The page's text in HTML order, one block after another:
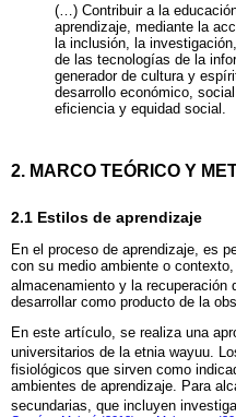
(…) Contribuir a la
aprendizaje, mediante la
la inclusión, la
de las tecnologías de la
generador de cultura y
desarrollo económico,
eficiencia y equidad social.
2. MARCO TEÓRICO Y
2.1 Estilos de aprendizaje
En el proceso de aprendizaje, es
con su medio ambiente o
almacenamiento y la
desarrollar como producto de la
En este artículo, se realiza una
universitarios de la etnia wayuu.
fisiológicos que sirven como
ambientes de aprendizaje. Para
secundarias, que incluyen